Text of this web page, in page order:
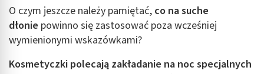
O czym jeszcze należy pamiętać, co na suche
dłonie powinno się zastosować poza wcześniej
wymienionymi wskazówkami?
Kosmetyczki polecają zakładanie na noc specjalnych